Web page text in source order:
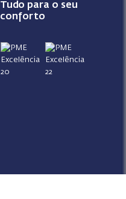
Tudo para o seu
conforto